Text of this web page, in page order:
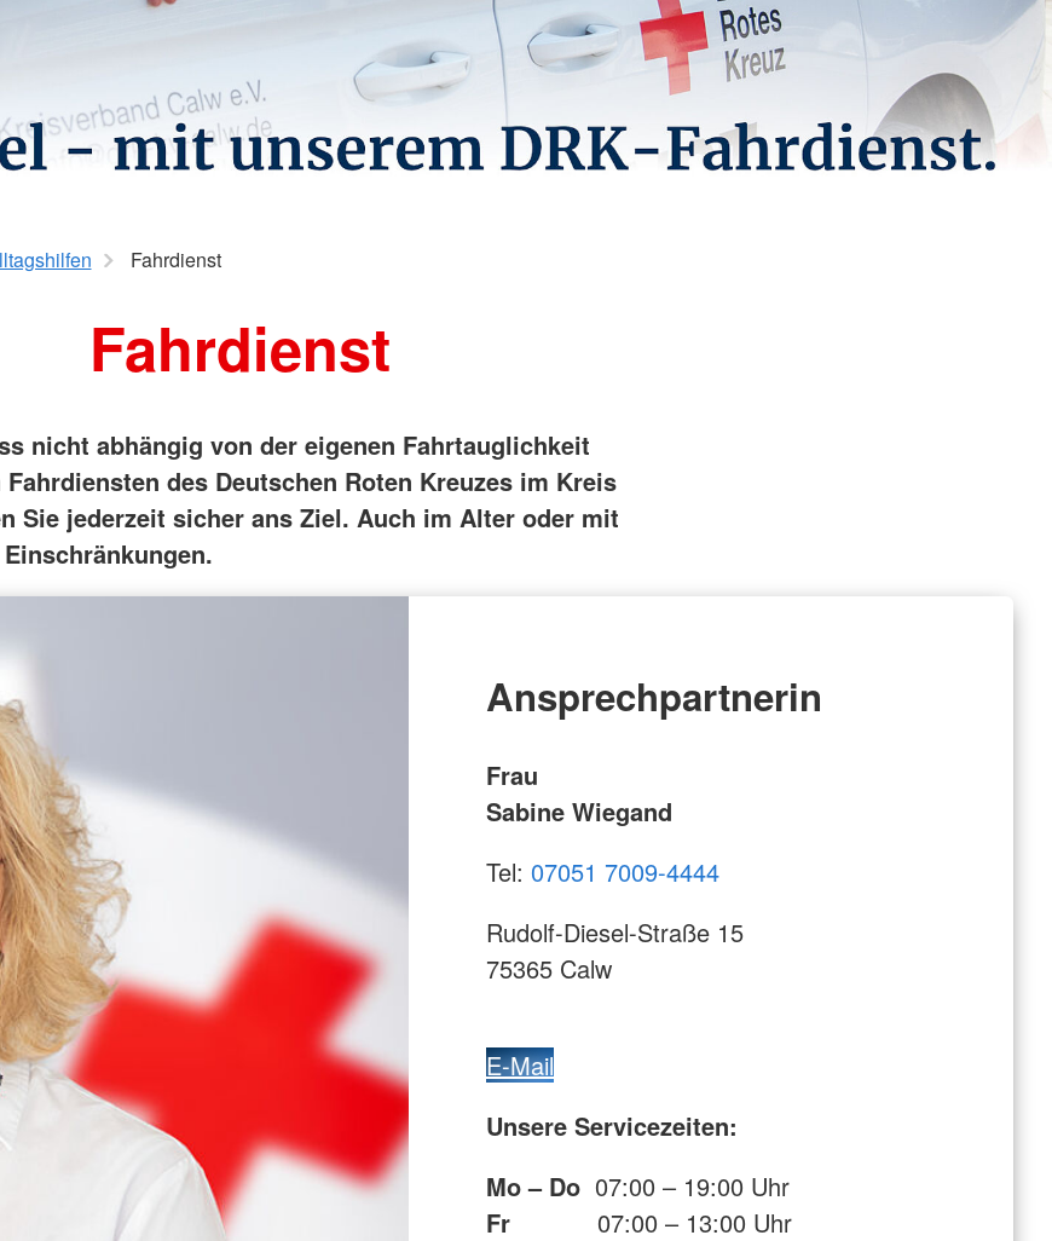
Babysitterausbildung
Jugendrotkreuz
Virtueller Rettungswagen
Wiederbelebung an Schulen
Suchdienst
Kreisauskunftsbüro
Suchdienst
Psychosoziale Notfallversorgung
Rettungsdienst
Rettungshundearbeit
Schnelleinsatzgruppen
Fahrdienst
Fahrdienst
nicht abhängig von der eigenen Fahrtauglichkeit
des Deutschen Roten Kreuzes im Kreis
Sie jederzeit sicher ans Ziel. Auch im Alter oder mit
Ansprechpartnerin
Frau
Sabine Wiegand
Tel: 07051 7009-4444
Rudolf-Diesel-Straße 15
75365 Calw
E-Mail
Unsere Servicezeiten:
Mo – Do 07:00 – 19:00 Uhr
Fr
07:00 – 13:00 Uhr